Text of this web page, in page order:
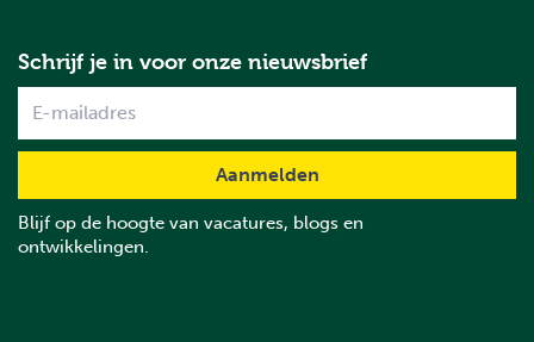
Schrijf je in voor onze nieuwsbrief
Blijf op de hoogte van vacatures, blogs en
ontwikkelingen.